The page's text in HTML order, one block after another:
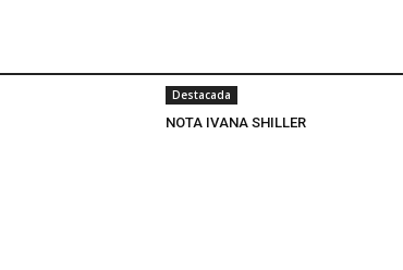
Destacada
NOTA IVANA SHILLER